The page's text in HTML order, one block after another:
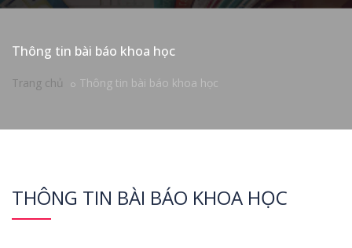
Thông tin bài báo khoa học
Trang chủ Thông tin bài báo khoa học
THÔNG TIN BÀI BÁO KHOA HỌC